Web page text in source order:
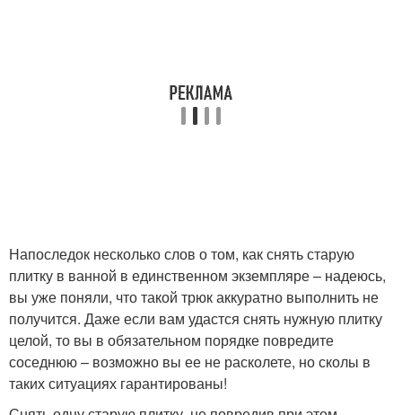
Напоследок несколько слов о том, как снять старую
плитку в ванной в единственном экземпляре – надеюсь,
вы уже поняли, что такой трюк аккуратно выполнить не
получится. Даже если вам удастся снять нужную плитку
целой, то вы в обязательном порядке повредите
соседнюю – возможно вы ее не расколете, но сколы в
таких ситуациях гарантированы!